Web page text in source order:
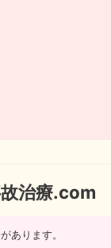
治療.com
あります。